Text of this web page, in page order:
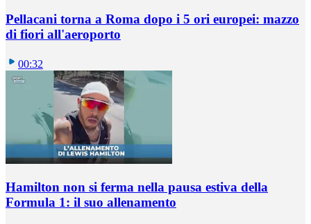
Pellacani torna a Roma dopo i 5 ori europei: mazzo
di fiori all'aeroporto
00:32
Hamilton non si ferma nella pausa estiva della
Formula 1: il suo allenamento